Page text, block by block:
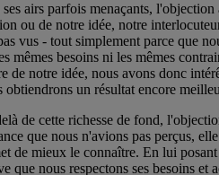
ses airs parfois menaçants,
ou de notre idée, notre
vus - tout simplement parce que
mêmes besoins ni les mêmes
de notre idée, nous avons donc
obtiendrons un résultat encore
de cette richesse de fond,
que nous n'avions pas perçus,
de mieux le connaître. En lui
que nous respectons ses besoins